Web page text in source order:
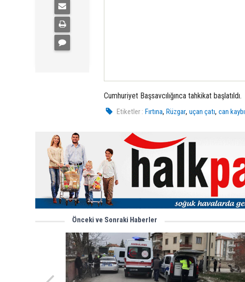
Cumhuriyet Başsavcılığınca tahkikat başlatıldı.
Etiketler : Fırtına,Rüzgar,uçan çatı,can kaybı
Önceki ve Sonraki Haberler